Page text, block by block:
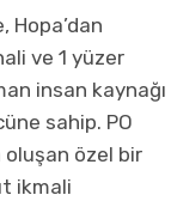
Hopa’dan
ve 1 yüzer
insan kaynağı
sahip. PO
oluşan özel bir
ikmali